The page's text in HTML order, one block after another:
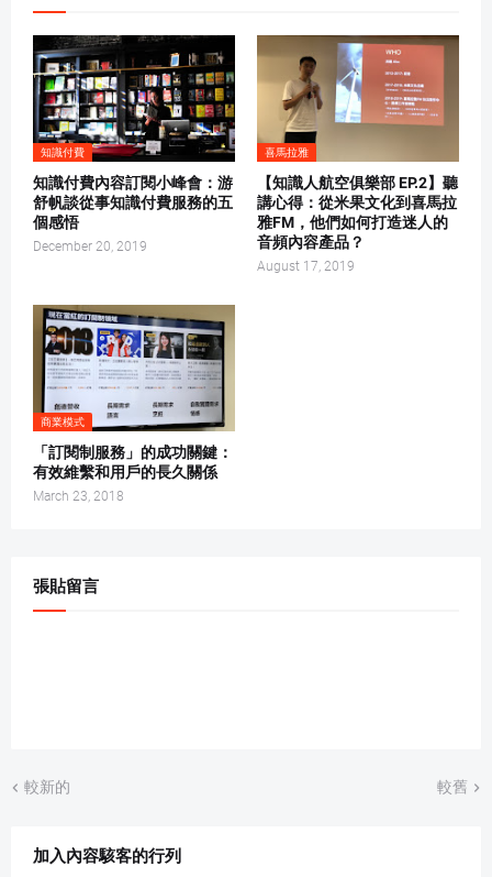
知識付費
知識付費內容訂閱小峰會：游
舒帆談從事知識付費服務的五
個感悟
December 20, 2019
喜馬拉雅
【知識人航空俱樂部 EP.2】聽
講心得：從米果文化到喜馬拉
雅FM，他們如何打造迷人的
音頻內容產品？
August 17, 2019
商業模式
「訂閱制服務」的成功關鍵：
有效維繫和用戶的長久關係
March 23, 2018
張貼留言
較新的 較舊
加入內容駭客的行列